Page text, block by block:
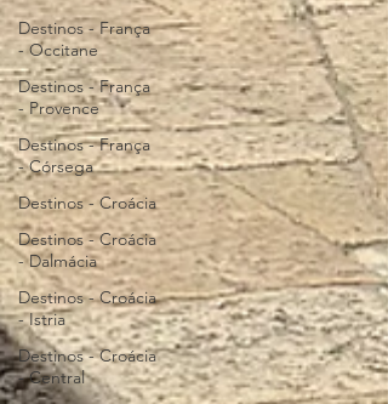
Destinos - França
- Occitane
Destinos - França
- Provence
Destinos - França
- Córsega
Destinos - Croácia
Destinos - Croácia
- Dalmácia
Destinos - Croácia
- Istria
Destinos - Croácia
- Central